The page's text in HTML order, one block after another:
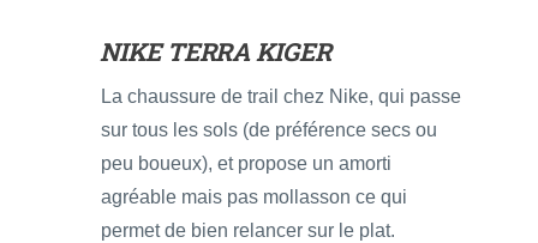
NIKE TERRA KIGER
La chaussure de trail chez Nike, qui passe
sur tous les sols (de préférence secs ou
peu boueux), et propose un amorti
agréable mais pas mollasson ce qui
permet de bien relancer sur le plat.